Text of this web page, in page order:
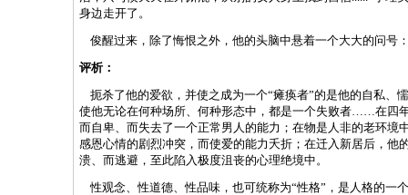
身边走开了。
俊醒过来，除了悔恨之外，他的头脑中悬着一个大大的问号
评析：
扼杀了他的爱欲，并使之成为一个“瘫痪者”的是他的自私、
使他无论在何种场所、何种形态中，都是一个失败者……在四
而自卑、而失去了一个正常男人的能力；在物是人非的老环境
感恩心情的剧烈冲突，而使爱的能力夭折；在迁入新居后，他
溃、而逃避，至此陷入极度沮丧的心理绝境中。
性观念、性道德、性品味，也可统称为“性格”，是人格的一